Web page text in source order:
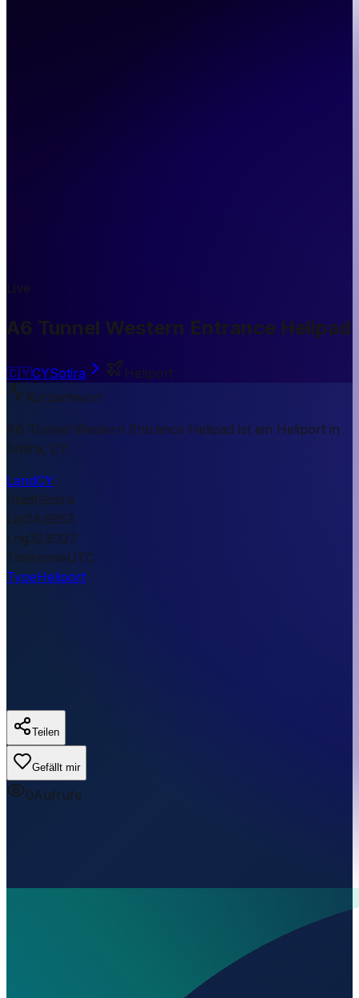
Live
A6 Tunnel Western Entrance Helipad
🇨🇾CYSotira
Heliport
Kurzantwort
A6 Tunnel Western Entrance Helipad ist ein Heliport in
Sotira, CY.
LandCY
StadtSotira
Lat34.6953
Lng32.8327
TimezoneUTC
TypeHeliport
Teilen
Gefällt mir
0Aufrufe